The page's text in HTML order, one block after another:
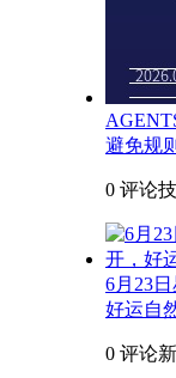
避免规
0 评论
6月23
好运自
0 评论